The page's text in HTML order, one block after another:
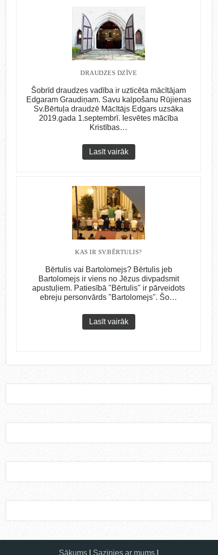
DRAUDZES DZĪVE
Šobrīd draudzes vadība ir uzticēta mācītājam
Edgaram Graudiņam. Savu kalpošanu Rūjienas
Sv.Bērtuļa draudzē Mācītājs Edgars uzsāka
2019.gada 1.septembrī. Iesvētes mācība
Kristības…
Lasīt vairāk
KAS IR SV.BĒRTULIS?
Bērtulis vai Bartolomejs? Bērtulis jeb
Bartolomejs ir viens no Jēzus divpadsmit
apustuļiem. Patiesībā "Bērtulis" ir pārveidots
ebreju personvārds "Bartolomejs". Šo…
Lasīt vairāk
Sākums Sazinies ar mums